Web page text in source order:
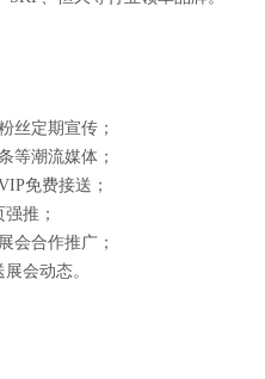
丝定期宣传；
等潮流媒体；
免费接送；
推；
会合作推广；
会动态。